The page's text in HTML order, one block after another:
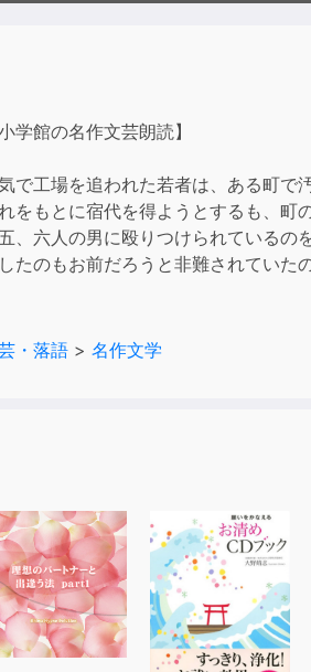
小学館の名作文芸朗読】
で工場を追われた若者は、ある町で
をもとに宿代を得ようとするも、町
、六人の男に殴りつけられているの
たのもお前だろうと非難されていた
・落語 > 名作文学